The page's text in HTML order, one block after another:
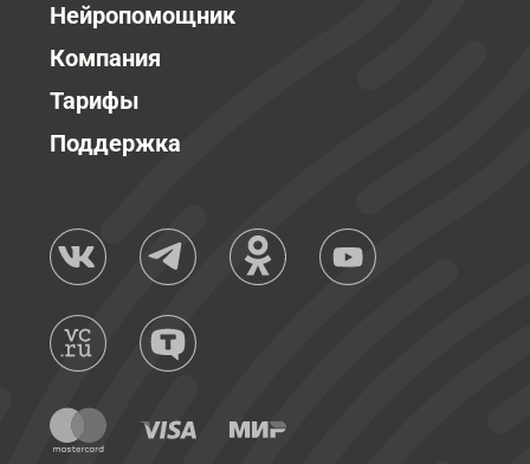
Нейропомощник
Компания
Тарифы
Поддержка